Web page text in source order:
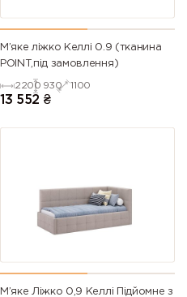
М’яке ліжко Келлі 0.9 (тканина
POINT,під замовлення)
2200 930 1100
13 552 ₴
М’яке Ліжко 0,9 Келлі Підйомне з